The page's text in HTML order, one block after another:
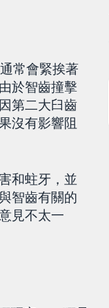
常會緊挨著
於智齒撞擊
第二大臼齒
沒有影響阻
和蛀牙，並
智齒有關的
見不太一